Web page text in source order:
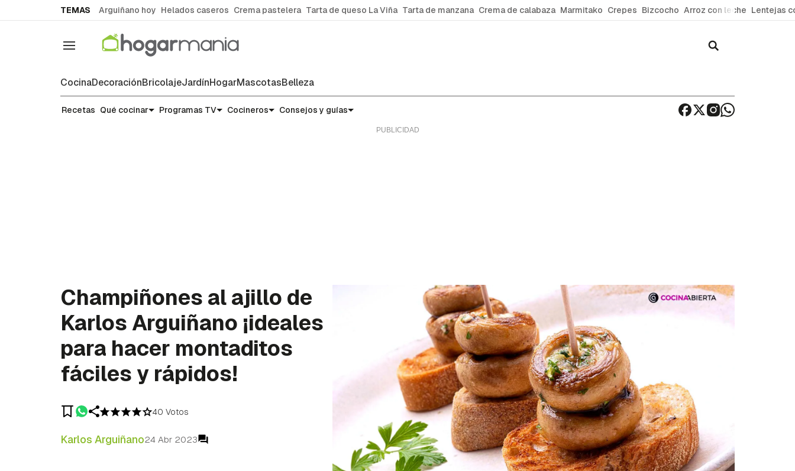
TEMAS Arguiñano hoy Helados caseros Crema pastelera Tarta de queso La Viña Tarta de manzana Crema de calabaza Marmitako Crepes Bizcocho Arroz con leche Lentejas
Navegación
CocinaDecoraciónBricolajeJardínHogarMascotasBelleza
Recetas
Recetas Qué cocinar Programas TV Cocineros Consejos y guías
Champiñones al ajillo de
Karlos Arguiñano ¡ideales
para hacer montaditos
fáciles y rápidos!
40 Votos
Karlos Arguiñano24 Abr 2023